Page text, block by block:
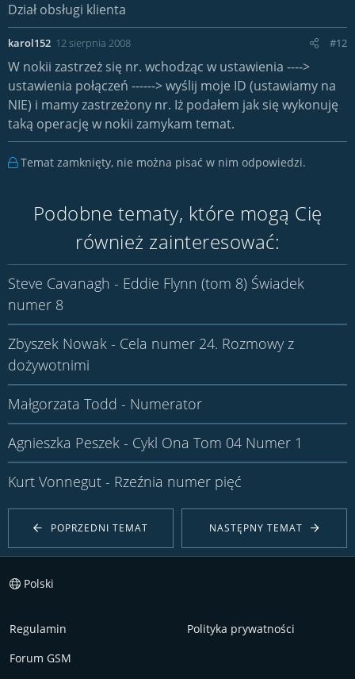
Dział obsługi klienta
karol152 12 sierpnia 2008 #12
W nokii zastrzeż się nr. wchodząc w ustawienia ---->
ustawienia połączeń ------> wyślij moje ID (ustawiamy na
NIE) i mamy zastrzeżony nr. Iż podałem jak się wykonuję
taką operację w nokii zamykam temat.
Temat zamknięty, nie można pisać w nim odpowiedzi.
Podobne tematy, które mogą Cię
również zainteresować:
Steve Cavanagh - Eddie Flynn (tom 8) Świadek
numer 8
Zbyszek Nowak - Cela numer 24. Rozmowy z
dożywotnimi
Małgorzata Todd - Numerator
Agnieszka Peszek - Cykl Ona Tom 04 Numer 1
Kurt Vonnegut - Rzeźnia numer pięć
POPRZEDNI TEMAT NASTĘPNY TEMAT
Polski
Regulamin
Polityka prywatności
Forum GSM